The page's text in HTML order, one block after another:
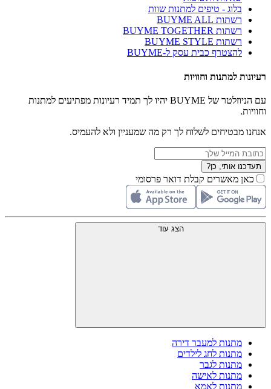
בלוג - טיפים למתנות שוות
רשתות BUYME ALL
רשתות BUYME TOGETHER
רשתות BUYME STYLE
להצטרף כבית עסק ל-BUYME
רעיונות למתנות וחוויות
עם הניוזלטר של BUYME יהיו לך תמיד רעיונות מפתיעים למתנות
וחוויות.
אנחנו מבטיחים לשלוח לך רק מה שמעניין ולא להעמיס.
תעדכנו אותי, כן?
כאן מאשרים קבלת דואר פרסומי
הצג עוד
מתנות למעבר דירה
מתנות לחג לילדים
מתנות לגבר
מתנות לאישה
מתנות לאמא